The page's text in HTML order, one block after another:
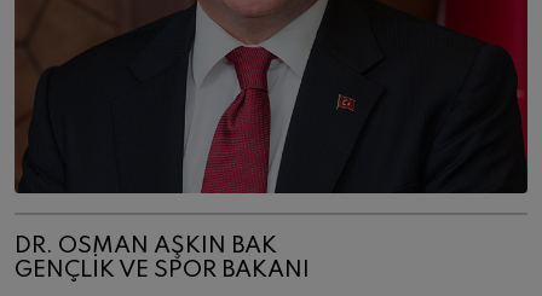
DR. OSMAN AŞKIN BAK
GENÇLIK VE SPOR BAKANI